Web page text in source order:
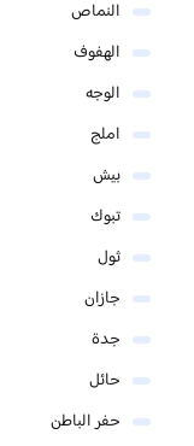
النماص
الهفوف
الوجه
املج
بيش
تبوك
ثول
جازان
جدة
حائل
حفر الباطن